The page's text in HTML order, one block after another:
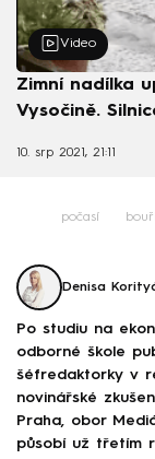
Video
Zimní nadílka
Vysočině.
10. srp 2021, 21:11
počasí
Denisa
Po studiu na
odborné škole
šéfredaktorky v
novinářské
Praha, obor
působí už třetím